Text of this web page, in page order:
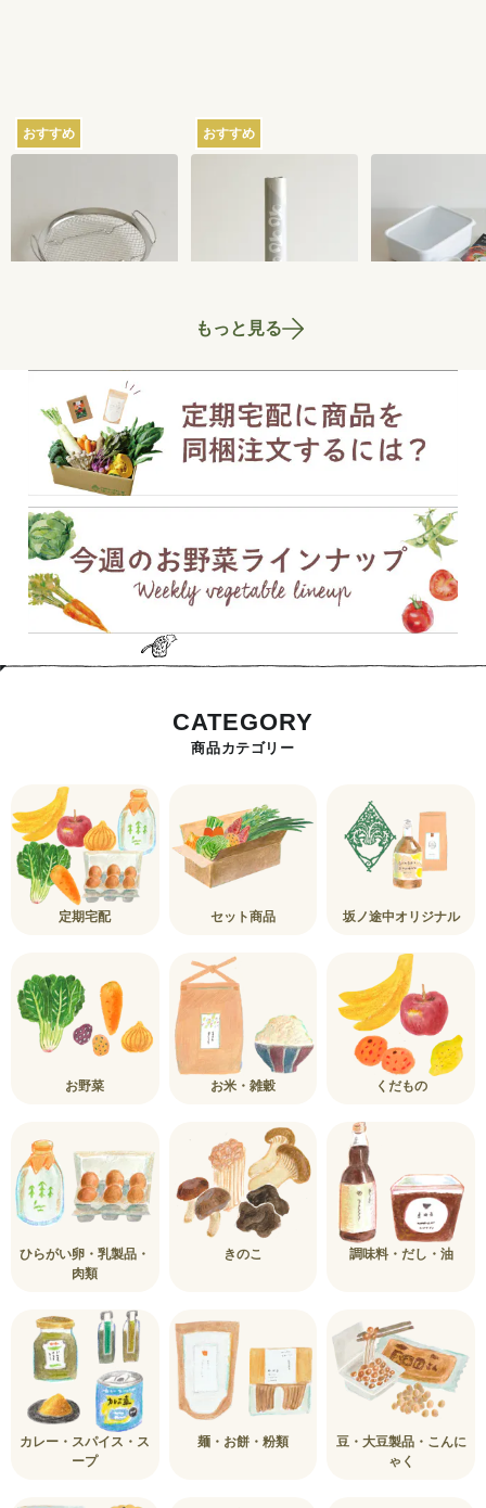
おすすめ
2,750
おすすめ
さささの和晒（わざ
らし）ロール ミシン
器 2.8L
もっと見る
CATEGORY
商品カテゴリー
定期宅配 セット商品 坂ノ途中オリジナル
お野菜 お米・雑穀 くだもの
ひらがい卵・乳製品・
肉類
きのこ 調味料・だし・油
カレー・スパイス・ス
ープ
麺・お餅・粉類
豆・大豆製品・こんに
ゃく